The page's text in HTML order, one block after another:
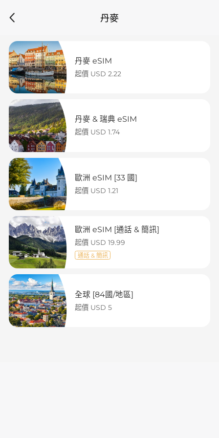
丹麥
丹麥 eSIM
起價 USD 2.22
丹麥 & 瑞典 eSIM
起價 USD 1.74
歐洲 eSIM [33 國]
起價 USD 1.21
歐洲 eSIM [通話 & 簡訊]
起價 USD 19.99
通話 & 簡訊
全球 [84國/地區]
起價 USD 5